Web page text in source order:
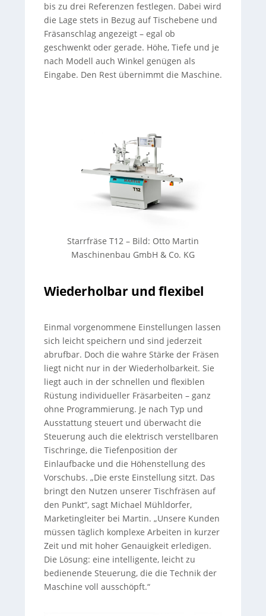
bis zu drei Referenzen festlegen. Dabei wird
die Lage stets in Bezug auf Tischebene und
Fräsanschlag angezeigt – egal ob
geschwenkt oder gerade. Höhe, Tiefe und je
nach Modell auch Winkel genügen als
Eingabe. Den Rest übernimmt die Maschine.
Starrfräse T12 – Bild: Otto Martin
Maschinenbau GmbH & Co. KG
Wiederholbar und flexibel
Einmal vorgenommene Einstellungen lassen
sich leicht speichern und sind jederzeit
abrufbar. Doch die wahre Stärke der Fräsen
liegt nicht nur in der Wiederholbarkeit. Sie
liegt auch in der schnellen und flexiblen
Rüstung individueller Fräsarbeiten – ganz
ohne Programmierung. Je nach Typ und
Ausstattung steuert und überwacht die
Steuerung auch die elektrisch verstellbaren
Tischringe, die Tiefenposition der
Einlaufbacke und die Höhenstellung des
Vorschubs. „Die erste Einstellung sitzt. Das
bringt den Nutzen unserer Tischfräsen auf
den Punkt“, sagt Michael Mühldorfer,
Marketingleiter bei Martin. „Unsere Kunden
müssen täglich komplexe Arbeiten in kurzer
Zeit und mit hoher Genauigkeit erledigen.
Die Lösung: eine intelligente, leicht zu
bedienende Steuerung, die die Technik der
Maschine voll ausschöpft.“